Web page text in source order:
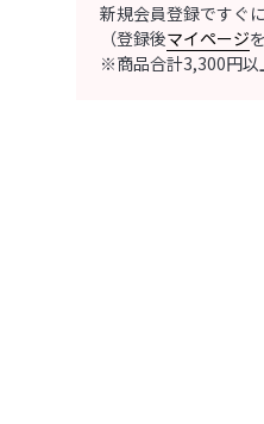
新規会員登録ですぐ
（登録後マイページ
※商品合計3,300円以